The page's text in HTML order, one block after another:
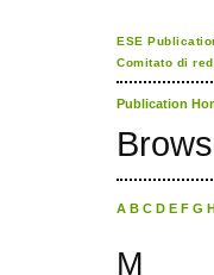
ESE
Comitato di
Publication
A B C D E F G
M